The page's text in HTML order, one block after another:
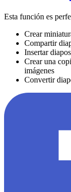
Esta función es
Crear
Compartir
Insertar
Crear una
imágenes
Convertir